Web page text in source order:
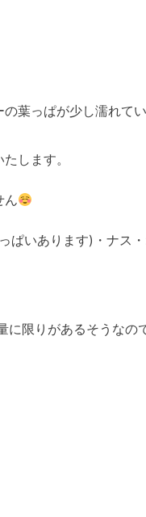
葉っぱが少し濡れて
します。
ん
ぱいあります)・ナス・
に限りがあるそうなの